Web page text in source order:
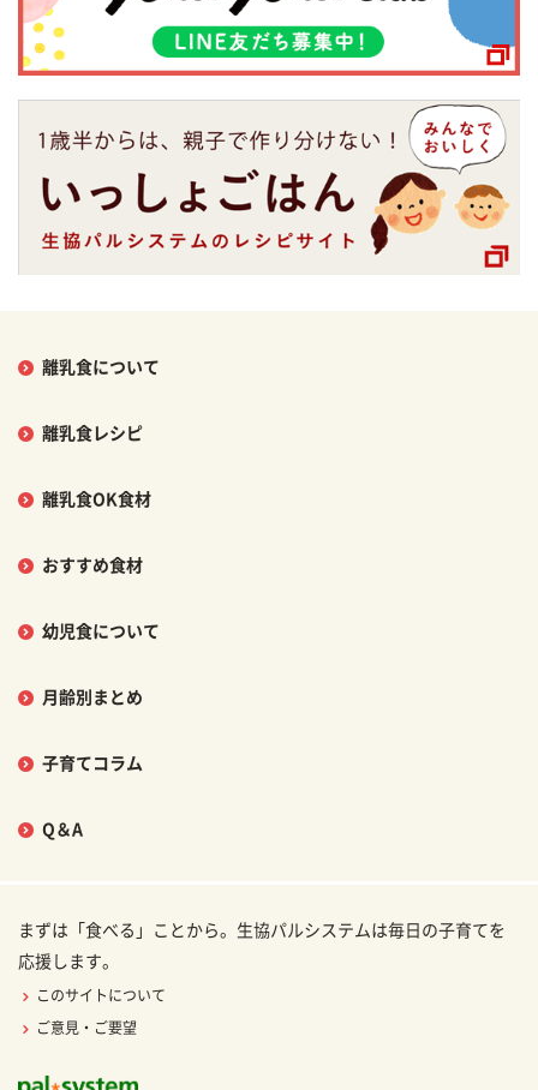
離乳食について
離乳食レシピ
離乳食OK食材
おすすめ食材
幼児食について
月齢別まとめ
子育てコラム
Q＆A
まずは「食べる」ことから。生協パルシステムは毎日の子育てを
応援します。
このサイトについて
ご意見・ご要望